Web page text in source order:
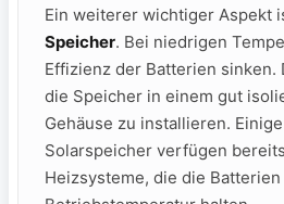
Ein weiterer wichtiger Aspekt
Speicher. Bei⁤ niedrigen
Effizienz der Batterien ⁣sinken.
die Speicher in einem gut
Gehäuse zu​ installieren.
Solarspeicher‍ verfügen
Heizsysteme, die⁤ die​